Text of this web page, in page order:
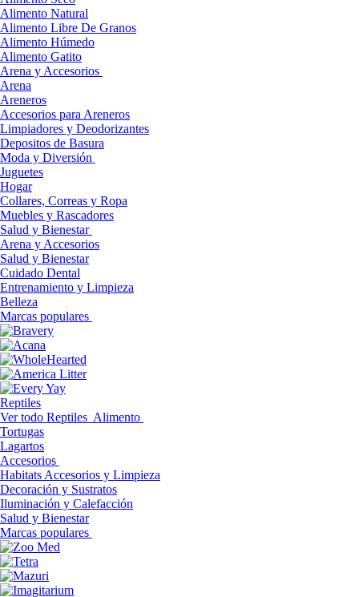
Alimento Natural
Alimento Libre De Granos
Alimento Húmedo
Alimento Gatito
Arena y Accesorios
Arena
Areneros
Accesorios para Areneros
Limpiadores y Deodorizantes
Depositos de Basura
Moda y Diversión
Juguetes
Hogar
Collares, Correas y Ropa
Muebles y Rascadores
Salud y Bienestar
Arena y Accesorios
Salud y Bienestar
Cuidado Dental
Entrenamiento y Limpieza
Belleza
Marcas populares
Reptiles
Ver todo Reptiles Alimento
Tortugas
Lagartos
Accesorios
Habitats Accesorios y Limpieza
Decoración y Sustratos
Iluminación y Calefacción
Salud y Bienestar
Marcas populares